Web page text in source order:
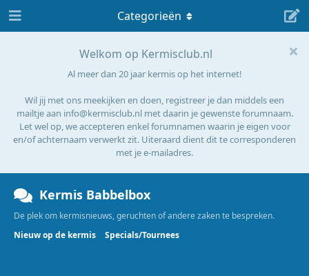
Welkom op Kermisclub.nl
Al meer dan 20 jaar kermis op het internet!
Wil jij met ons meekijken en doen, registreer je dan middels een
mailtje aan info@kermisclub.nl met daarin je gewenste forumnaam.
Let wel op, we accepteren enkel forumnamen waarin je eigen voor
en/of achternaam verwerkt zit. Uiteraard dient dit te corresponderen
met je e-mailadres.
Categorieën
Kermis Babbelbox
De plek om kermisnieuws, geruchten of andere zaken te bespreken.
Nieuw op de kermis
Specials/Tournees